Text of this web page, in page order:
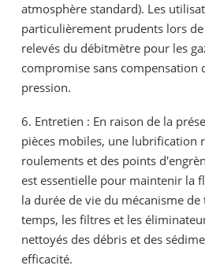
atmosphère standard). Les
particulièrement prudents lors
relevés du débitmètre pour les
compromise sans compensation
pression.
6. Entretien : En raison de la
pièces mobiles, une lubrification
roulements et des points
est essentielle pour maintenir la
la durée de vie du mécanisme
temps, les filtres et les
nettoyés des débris et des
efficacité.